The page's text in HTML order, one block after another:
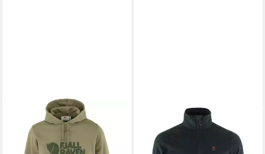
FJÄLLRÄVEN Fleecepullover
Pine Half Zip M
87,55 €